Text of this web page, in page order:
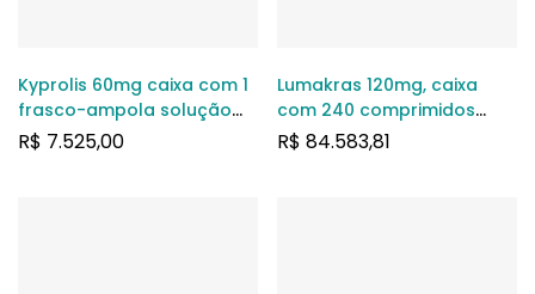
Kyprolis 60mg caixa com 1
frasco-ampola solução
injetável
R$ 7.525,00
Lumakras 120mg, caixa
com 240 comprimidos
revestidos
R$ 84.583,81